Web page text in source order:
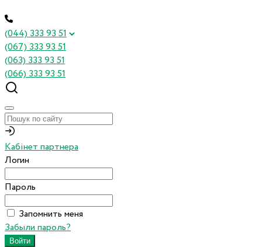
(044) 333 93 51
(067) 333 93 51
(063) 333 93 51
(066) 333 93 51
Кабінет партнера
Логин
Пароль
Запомнить меня
Забыли пароль?